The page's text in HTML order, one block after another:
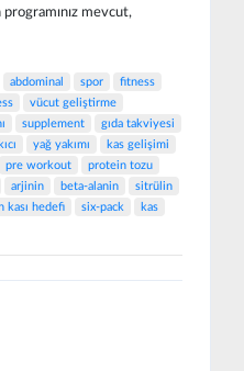
mevcut,
abdominal spor
fitness
vücut geliştirme
supplement
gıda takviyesi
yağ yakımı
kas gelişimi
pre workout
protein tozu
arjinin beta-alanin
sitrülin
kası hedefi six-pack
kas